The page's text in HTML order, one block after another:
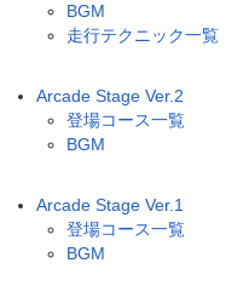
BGM
走行テクニック一覧
Arcade Stage Ver.2
登場コース一覧
BGM
Arcade Stage Ver.1
登場コース一覧
BGM